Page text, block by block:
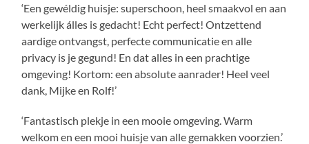
‘Een gewéldig huisje: superschoon, heel smaakvol en aan
werkelijk álles is gedacht! Echt perfect! Ontzettend
aardige ontvangst, perfecte communicatie en alle
privacy is je gegund! En dat alles in een prachtige
omgeving! Kortom: een absolute aanrader! Heel veel
dank, Mijke en Rolf!’
‘Fantastisch plekje in een mooie omgeving. Warm
welkom en een mooi huisje van alle gemakken voorzien.’